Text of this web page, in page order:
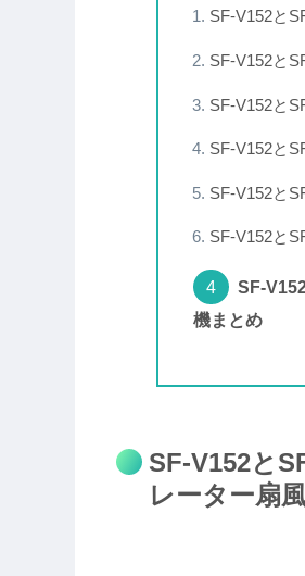
SF-V152と
SF-V152と
SF-V152と
SF-V152と
SF-V152と
SF-V152と
SF-
機まとめ
SF-V152と
レーター扇